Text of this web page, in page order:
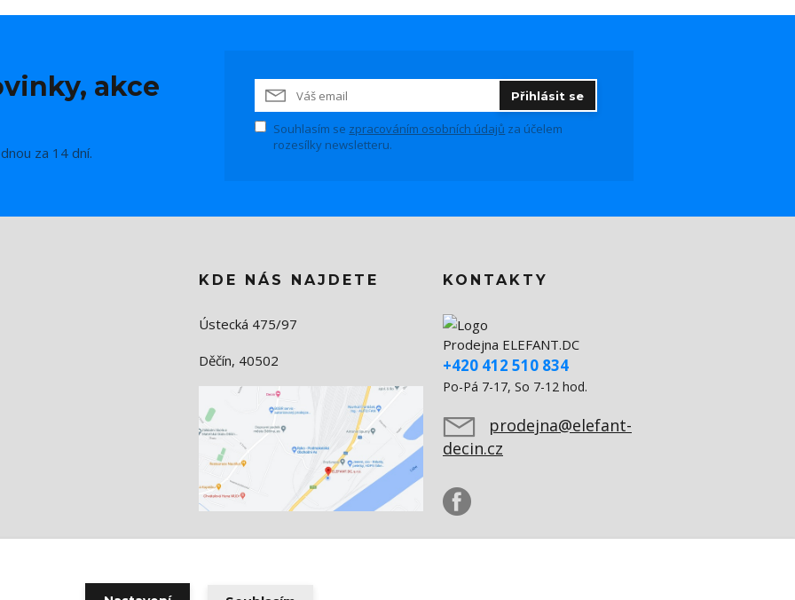
akce
za 14 dní.
Přihlásit se
Souhlasím se zpracováním osobních údajů za účelem
rozesílky newsletteru.
KDE NÁS NAJDETE
Ústecká 475/97
Děčín, 40502
KONTAKTY
Prodejna ELEFANT.DC
+420 412 510 834
Po-Pá 7-17, So 7-12 hod.
prodejna@elefant-
decin.cz